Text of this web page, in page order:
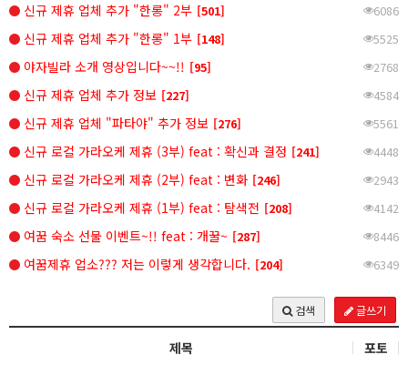
신규 제휴 업체 추가 "한롱" 2부 [501] 6086
신규 제휴 업체 추가 "한롱" 1부 [148] 5525
야자빌라 소개 영상입니다~~!! [95] 2768
신규 제휴 업체 추가 정보 [227] 4584
신규 제휴 업체 "파타야" 추가 정보 [276] 5561
신규 로컬 가라오케 제휴 (3부) feat : 확신과 결정 [241] 4448
신규 로컬 가라오케 제휴 (2부) feat : 변화 [246] 2943
신규 로컬 가라오케 제휴 (1부) feat : 탐색전 [208] 4142
여꿈 숙소 선물 이벤트~!! feat : 개꿀~ [287] 8446
여꿈제휴 업소??? 저는 이렇게 생각합니다. [204] 6349
검색 글쓰기
제목 포토